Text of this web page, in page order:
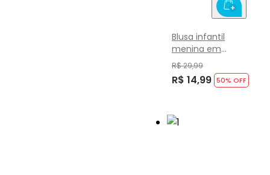
Blusa infantil
menina em
cotton Brandili
R$ 29,99
R$ 14,99 50% OFF